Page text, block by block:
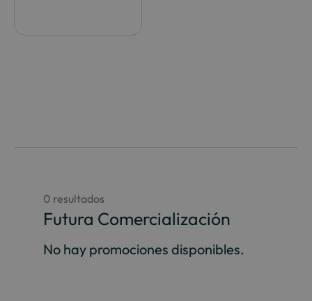
0 resultados
Futura Comercialización
No hay promociones disponibles.